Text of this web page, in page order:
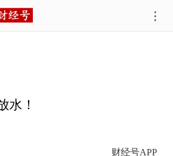
水！
财经号APP